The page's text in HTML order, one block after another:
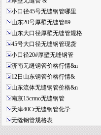
小口径45号无缝钢管哪里
山东20号厚壁无缝管89
山东大口径厚壁无缝管规格
45号大口径无缝钢管现货
小口径20#厚壁无缝钢管
济南无缝钢管价格行情&n
12日山东钢管价格行情&
山东流体无缝钢管价格&n
南京15crmo无缝钢管
天津40Cr无缝钢管化学
无缝钢管规格表